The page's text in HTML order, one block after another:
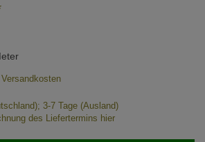
Versandkosten
3-7 Tage (Ausland)
des Liefertermins hier